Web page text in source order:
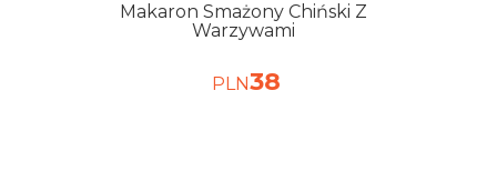
Makaron Smażony Chiński Z
Warzywami
PLN38